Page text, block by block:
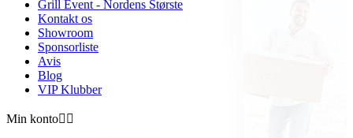
Grill Event - Nordens Største
Kontakt os
Showroom
Sponsorliste
Avis
Blog
VIP Klubber
Min konto 